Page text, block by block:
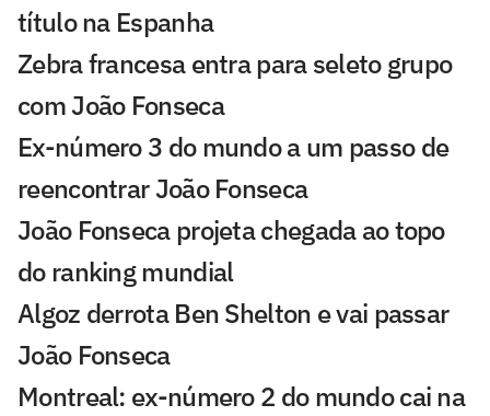
título na Espanha
Zebra francesa entra para seleto grupo
com João Fonseca
Ex-número 3 do mundo a um passo de
reencontrar João Fonseca
João Fonseca projeta chegada ao topo
do ranking mundial
Algoz derrota Ben Shelton e vai passar
João Fonseca
Montreal: ex-número 2 do mundo cai na